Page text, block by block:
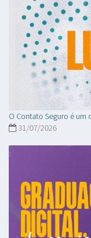
O Contato Seguro é um
31/07/2026